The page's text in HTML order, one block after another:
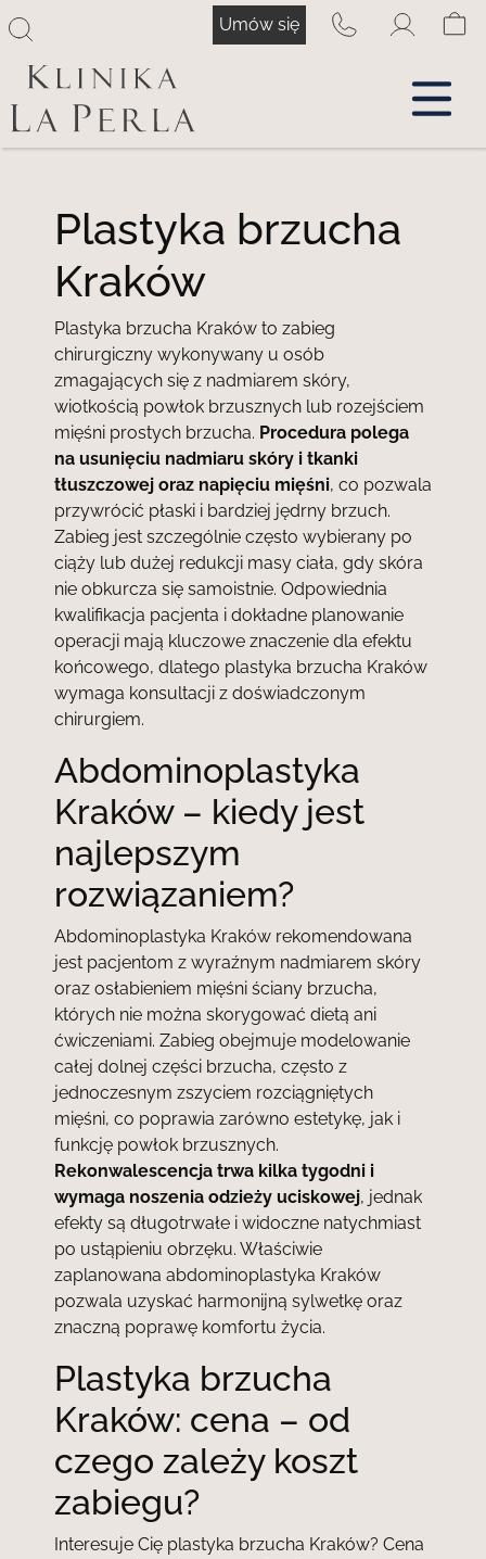
do
treści
Umów się
Plastyka brzucha
Kraków
Plastyka brzucha Kraków to zabieg
chirurgiczny wykonywany u osób
zmagających się z nadmiarem skóry,
wiotkością powłok brzusznych lub rozejściem
mięśni prostych brzucha. Procedura polega
na usunięciu nadmiaru skóry i tkanki
tłuszczowej oraz napięciu mięśni, co pozwala
przywrócić płaski i bardziej jędrny brzuch.
Zabieg jest szczególnie często wybierany po
ciąży lub dużej redukcji masy ciała, gdy skóra
nie obkurcza się samoistnie. Odpowiednia
kwalifikacja pacjenta i dokładne planowanie
operacji mają kluczowe znaczenie dla efektu
końcowego, dlatego plastyka brzucha Kraków
wymaga konsultacji z doświadczonym
chirurgiem.
Abdominoplastyka
Kraków – kiedy jest
najlepszym
rozwiązaniem?
Abdominoplastyka Kraków rekomendowana
jest pacjentom z wyraźnym nadmiarem skóry
oraz osłabieniem mięśni ściany brzucha,
których nie można skorygować dietą ani
ćwiczeniami. Zabieg obejmuje modelowanie
całej dolnej części brzucha, często z
jednoczesnym zszyciem rozciągniętych
mięśni, co poprawia zarówno estetykę, jak i
funkcję powłok brzusznych.
Rekonwalescencja trwa kilka tygodni i
wymaga noszenia odzieży uciskowej, jednak
efekty są długotrwałe i widoczne natychmiast
po ustąpieniu obrzęku. Właściwie
zaplanowana abdominoplastyka Kraków
pozwala uzyskać harmonijną sylwetkę oraz
znaczną poprawę komfortu życia.
Plastyka brzucha
Kraków: cena – od
czego zależy koszt
zabiegu?
Interesuje Cię plastyka brzucha Kraków? Cena